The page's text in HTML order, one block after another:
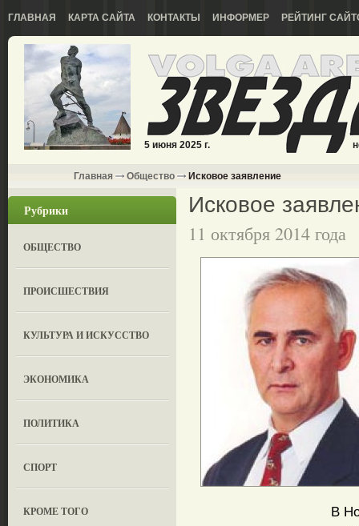
ГЛАВНАЯ КАРТА САЙТА КОНТАКТЫ ИНФОРМЕР РЕЙТИНГ
5 июня 2025 г.
Главная Общество Исковое заявление
Рубрики
ОБЩЕСТВО
ПРОИСШЕСТВИЯ
КУЛЬТУРА И ИСКУССТВО
ЭКОНОМИКА
ПОЛИТИКА
СПОРТ
КРОМЕ ТОГО
Исковое
11 октября 2014 года
В